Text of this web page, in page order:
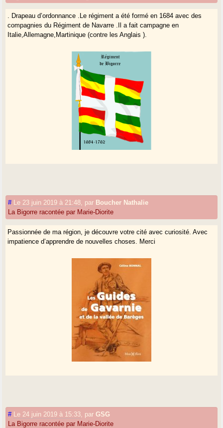
. Drapeau d’ordonnance .Le régiment a été formé en 1684 avec des
compagnies du Régiment de Navarre .Il a fait campagne en
Italie,Allemagne,Martinique (contre les Anglais ).
# Le 23 juin 2019 à 21:48 par Boucher Nathalie
La Bigorre racontée par Marie-Diorite
Passionnée de ma région, je découvre votre cité avec curiosité. Avec
impatience d’apprendre de nouvelles choses. Merci
# Le 24 juin 2019 à 15:33 parGSG
La Bigorre racontée par Marie-Diorite